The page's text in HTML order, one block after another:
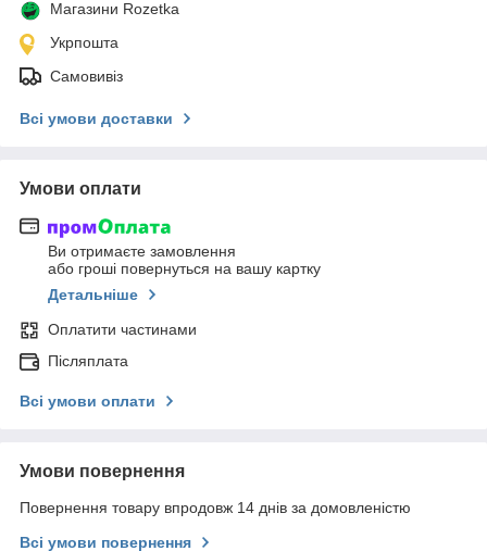
Магазини Rozetka
Укрпошта
Самовивіз
Всі умови доставки
Умови оплати
Ви отримаєте замовлення
або гроші повернуться на вашу картку
Детальніше
Оплатити частинами
Післяплата
Всі умови оплати
Умови повернення
Повернення товару впродовж 14 днів за домовленістю
Всі умови повернення